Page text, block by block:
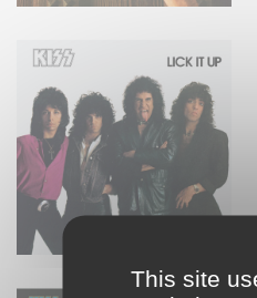
This site